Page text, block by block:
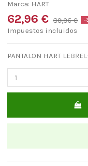
Marca: HART
62,96 € 89,95 € -
Impuestos incluidos
PANTALON HART